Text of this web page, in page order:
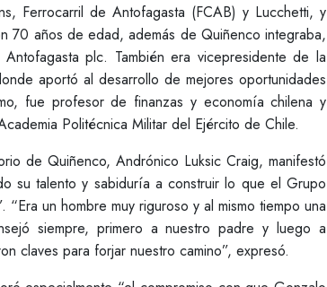
Ferrocarril de Antofagasta (FCAB) y Lucchetti, y
70 años de edad, además de Quiñenco integraba,
plc. También era vicepresidente de la
aportó al desarrollo de mejores oportunidades
fue profesor de finanzas y economía chilena y
Politécnica Militar del Ejército de Chile.
de Quiñenco, Andrónico Luksic Craig, manifestó
su talento y sabiduría a construir lo que el Grupo
un hombre muy riguroso y al mismo tiempo una
siempre, primero a nuestro padre y luego a
claves para forjar nuestro camino”, expresó.